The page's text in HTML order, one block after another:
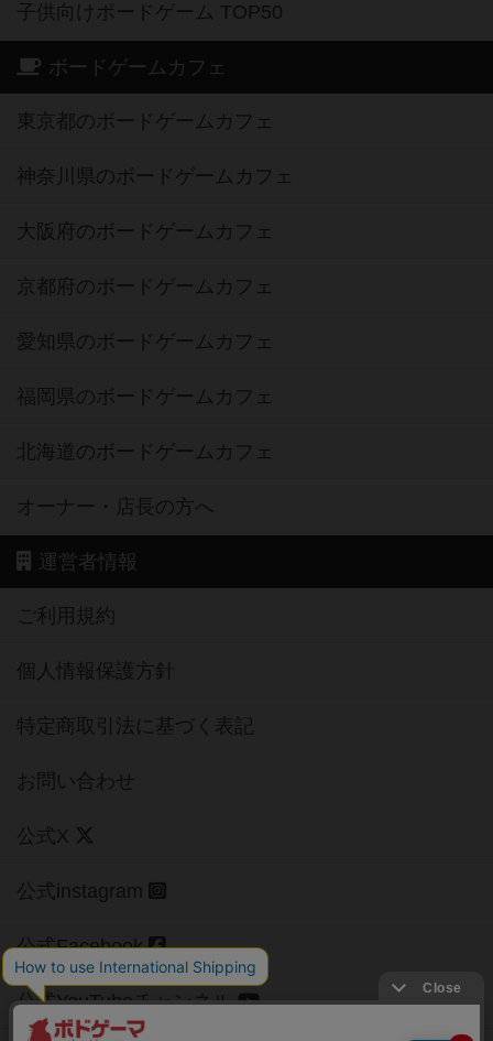
子供向けボードゲーム TOP50
ボードゲームカフェ
東京都のボードゲームカフェ
神奈川県のボードゲームカフェ
大阪府のボードゲームカフェ
京都府のボードゲームカフェ
愛知県のボードゲームカフェ
福岡県のボードゲームカフェ
北海道のボードゲームカフェ
オーナー・店長の方へ
運営者情報
ご利用規約
個人情報保護方針
特定商取引法に基づく表記
お問い合わせ
公式X
公式instagram
公式Facebook
公式YouTubeチャンネル